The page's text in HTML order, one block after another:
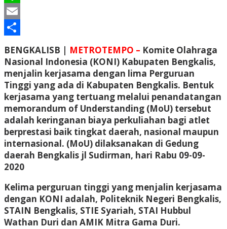
Line
Email
BENGKALISB | METROTEMPO – Komite Olahraga
Nasional Indonesia (KONI) Kabupaten Bengkalis,
menjalin kerjasama dengan lima Perguruan
Tinggi yang ada di Kabupaten Bengkalis. Bentuk
kerjasama yang tertuang melalui penandatangan
memorandum of Understanding (MoU) tersebut
adalah keringanan biaya perkuliahan bagi atlet
berprestasi baik tingkat daerah, nasional maupun
internasional. (MoU) dilaksanakan di Gedung
daerah Bengkalis jl Sudirman, hari Rabu 09-09-
2020
Kelima perguruan tinggi yang menjalin kerjasama
dengan KONI adalah, Politeknik Negeri Bengkalis,
STAIN Bengkalis, STIE Syariah, STAI Hubbul
Wathan Duri dan AMIK Mitra Gama Duri.